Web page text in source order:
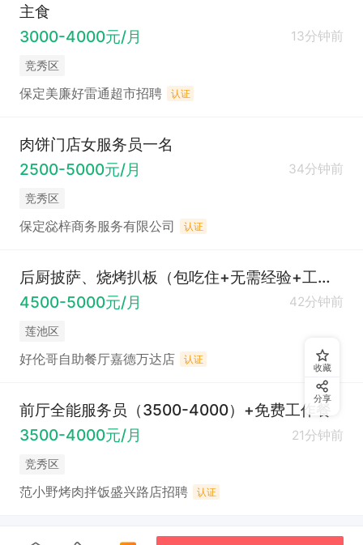
主食
3000-4000元/月
13分钟前
竞秀区
保定美廉好雷通超市招聘 认证
肉饼门店女服务员一名
2500-5000元/月
34分钟前
竞秀区
保定惢梓商务服务有限公司 认证
后厨披萨、烧烤扒板（包吃住+无需经验+工资高+吃得好）
4500-5000元/月
42分钟前
莲池区
好伦哥自助餐厅嘉德万达店 认证
前厅全能服务员（3500-4000）+免费工作餐
3500-4000元/月
21分钟前
竞秀区
范小野烤肉拌饭盛兴路店招聘 认证
收藏
分享